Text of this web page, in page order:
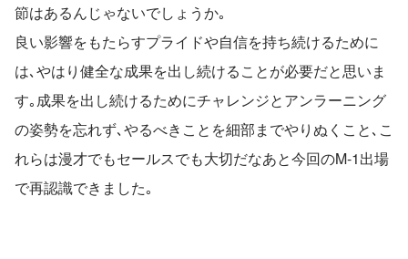
節はあるんじゃないでしょうか｡
良い影響をもたらすプライドや自信を持ち続けるために
は､やはり健全な成果を出し続けることが必要だと思いま
す｡成果を出し続けるためにチャレンジとアンラーニング
の姿勢を忘れず､やるべきことを細部までやりぬくこと､こ
れらは漫才でもセールスでも大切だなあと今回のM-1出場
で再認識できました｡